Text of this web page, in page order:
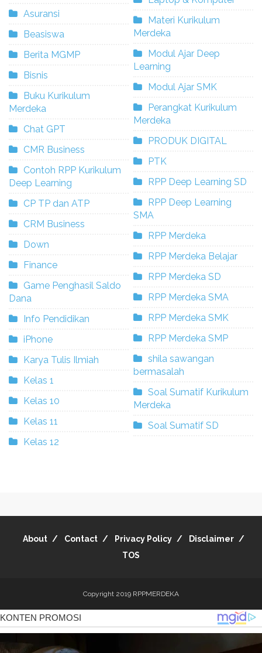
Asuransi
Beasiswa
Berita MGMP
Bisnis
Buku Kurikulum
Merdeka
Chat GPT
CMR Business
Contoh RPP Kurikulum
Deep Learning
CP TP dan ATP
CRM Business
Down
Finance
Game Penghasil Saldo
Dana
Info Pendidikan
iPhone
Karya Tulis Ilmiah
Kelas 1
Kelas 10
Kelas 11
Kelas 12
Materi Kurikulum
Merdeka
Modul Ajar Deep
Learning
Modul Ajar SMK
Perangkat Kurikulum
Merdeka
PRODUK DIGITAL
PTK
RPP Deep Learning SD
RPP Deep Learning
SMA
RPP Merdeka
RPP Merdeka Belajar
RPP Merdeka SD
RPP Merdeka SMA
RPP Merdeka SMK
RPP Merdeka SMP
shila sawangan
bermasalah
Soal Sumatif Kurikulum
Merdeka
Soal Sumatif SD
About Contact Privacy Policy
Disclaimer
TOS
Copyright 2019 RPPMERDEKA